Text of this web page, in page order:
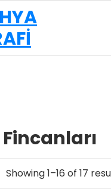
Showing 1–16 of 17